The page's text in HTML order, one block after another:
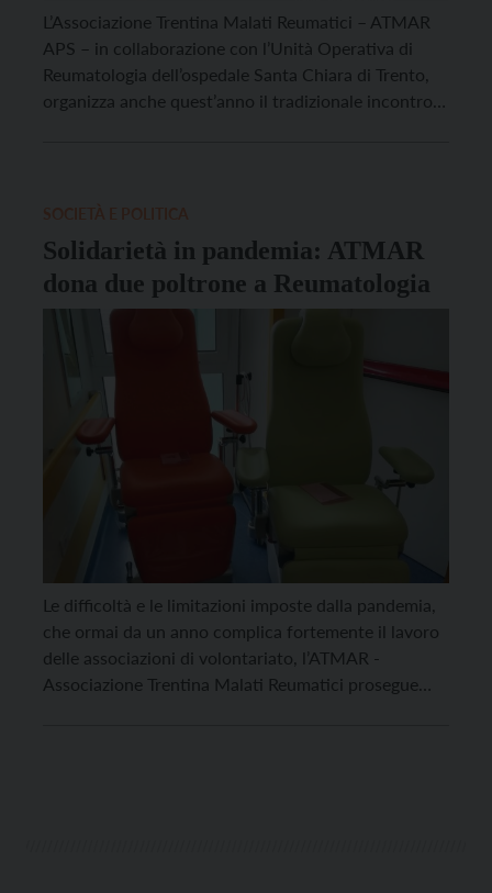
L’Associazione Trentina Malati Reumatici – ATMAR
APS – in collaborazione con l’Unità Operativa di
Reumatologia dell’ospedale Santa Chiara di Trento,
organizza anche quest’anno il tradizionale incontro
Solidarietà in pandemia: ATMAR
dona due poltrone a Reumatologia
Le difficoltà e le limitazioni imposte dalla pandemia,
che ormai da un anno complica fortemente il lavoro
delle associazioni di volontariato, l’ATMAR -
Associazione Trentina Malati Reumatici prosegue